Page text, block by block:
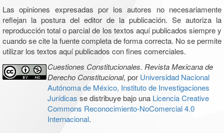
Las opiniones expresadas por los autores no necesariamente
reflejan la postura del editor de la publicación. Se autoriza la
reproducción total o parcial de los textos aquí publicados siempre y
cuando se cite la fuente completa de forma correcta. No se permite
utilizar los textos aquí publicados con fines comerciales.
Cuestiones Constitucionales. Revista Mexicana de
Derecho Constitucional, por Universidad Nacional
Autónoma de México, Instituto de Investigaciones
Jurídicas se distribuye bajo una Licencia Creative
Commons Reconocimiento-NoComercial 4.0
Internacional.